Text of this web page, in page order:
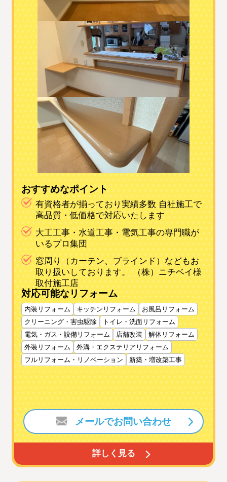
おすすめなポイント
有資格者が揃っており実績多数 自社施工で
高品質・低価格で対応いたします
大工工事・水道工事・電気工事の専門職が
いるプロ集団
窓周り（カーテン、ブラインド）などもお
取り扱いしております。 （株）ニチベイ様
取付施工店
対応可能なリフォーム
内装リフォーム キッチンリフォーム
お風呂リフォーム
クリーニング・害虫駆除
トイレ・洗面リフォーム
電気・ガス・設備リフォーム
店舗改装
解体リフォーム
外装リフォーム
外溝・エクステリアリフォーム
フルリフォーム・リノベーション
新築・増改築工事
詳しく見る
メールでお問い合わせ